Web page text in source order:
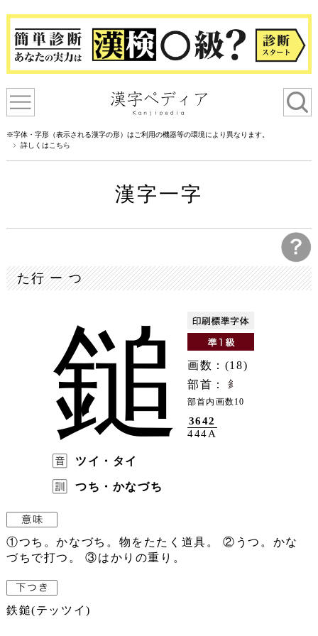
※字体・字形（表示される漢字の形）はご利用の機器等の環境により異なります。
詳しくはこちら
漢字一字
た行 ー つ
鎚
画数：(18)
部首：
部首内画数10
3642
444A
ツイ・タイ
つち・かなづち
①つち。かなづち。物をたたく道具。 ②うつ。かな
づちで打つ。 ③はかりの重り。
鉄鎚(テッツイ)